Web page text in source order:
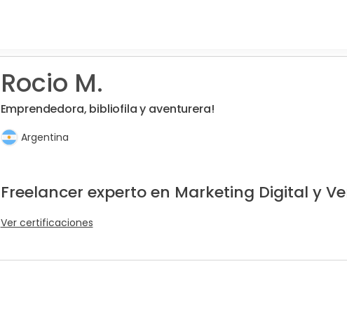
Rocio M.
Emprendedora, bibliofila y aventurera!
Argentina
Freelancer experto en Marketing Digital y
Ver certificaciones